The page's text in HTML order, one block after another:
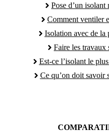
Pose d’un isolant
Comment ventiler
Isolation avec de la
Faire les travaux
Est-ce l’isolant le
Ce qu’on doit savoir